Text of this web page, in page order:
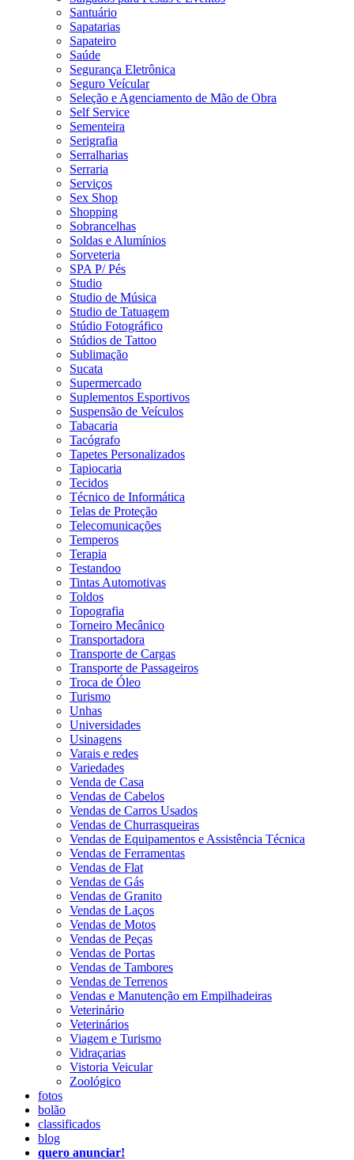
Santuário
Sapatarias
Sapateiro
Saúde
Segurança Eletrônica
Seguro Veícular
Seleção e Agenciamento de Mão de Obra
Self Service
Sementeira
Serigrafia
Serralharias
Serraria
Serviços
Sex Shop
Shopping
Sobrancelhas
Soldas e Alumínios
Sorveteria
SPA P/ Pés
Studio
Studio de Música
Studio de Tatuagem
Stúdio Fotográfico
Stúdios de Tattoo
Sublimação
Sucata
Supermercado
Suplementos Esportivos
Suspensão de Veículos
Tabacaria
Tacógrafo
Tapetes Personalizados
Tapiocaria
Tecidos
Técnico de Informática
Telas de Proteção
Telecomunicações
Temperos
Terapia
Testandoo
Tintas Automotivas
Toldos
Topografia
Torneiro Mecânico
Transportadora
Transporte de Cargas
Transporte de Passageiros
Troca de Óleo
Turismo
Unhas
Universidades
Usinagens
Varais e redes
Variedades
Venda de Casa
Vendas de Cabelos
Vendas de Carros Usados
Vendas de Churrasqueiras
Vendas de Equipamentos e Assistência Técnica
Vendas de Ferramentas
Vendas de Flat
Vendas de Gás
Vendas de Granito
Vendas de Laços
Vendas de Motos
Vendas de Peças
Vendas de Portas
Vendas de Tambores
Vendas de Terrenos
Vendas e Manutenção em Empilhadeiras
Veterinário
Veterinários
Viagem e Turismo
Vidraçarias
Vistoria Veicular
Zoológico
fotos
bolão
classificados
blog
quero anunciar!